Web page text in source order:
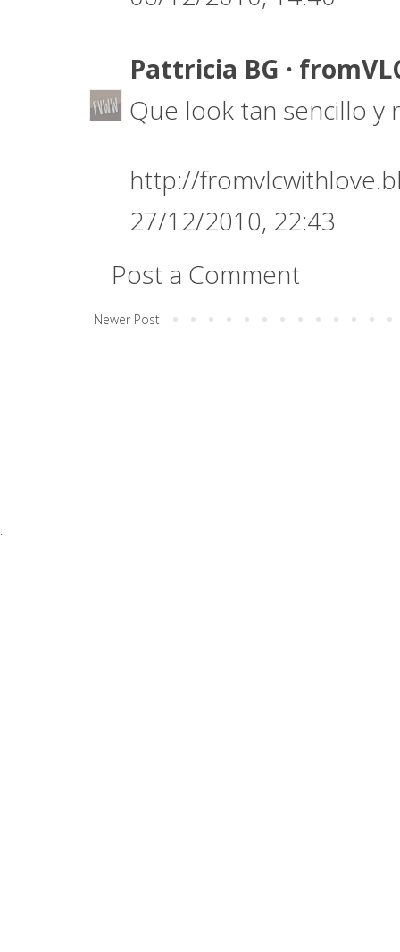
Pattricia BG ·
Que look tan sencillo y
http://
27/12/2010, 22:43
Post a Comment
Newer Post
.